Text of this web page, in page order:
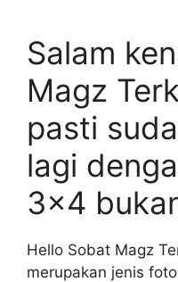
Salam
Magz
pasti
lagi
3×4
Hello Sobat Magz
merupakan jenis